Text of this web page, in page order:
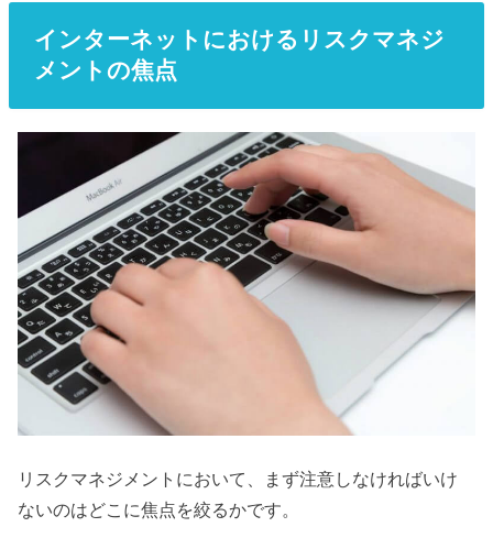
インターネットにおけるリスクマネジ
メントの焦点
リスクマネジメントにおいて、まず注意しなければいけ
ないのはどこに焦点を絞るかです。